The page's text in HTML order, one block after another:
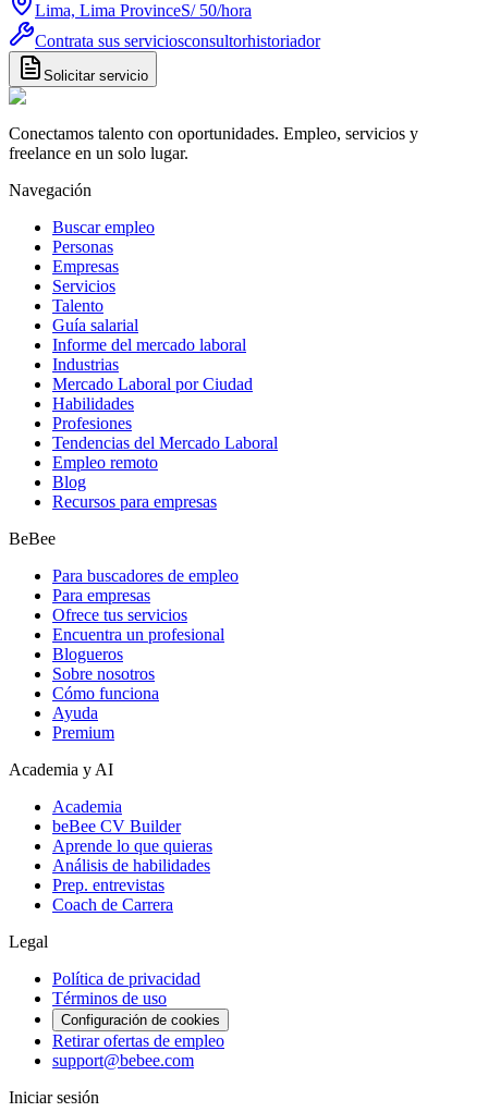
Lima, Lima ProvinceS/ 50/hora
Contrata sus serviciosconsultorhistoriador
Solicitar servicio
Conectamos talento con oportunidades. Empleo, servicios y
freelance en un solo lugar.
Navegación
Buscar empleo
Personas
Empresas
Servicios
Talento
Guía salarial
Informe del mercado laboral
Industrias
Mercado Laboral por Ciudad
Habilidades
Profesiones
Tendencias del Mercado Laboral
Empleo remoto
Blog
Recursos para empresas
BeBee
Para buscadores de empleo
Para empresas
Ofrece tus servicios
Encuentra un profesional
Blogueros
Sobre nosotros
Cómo funciona
Ayuda
Premium
Academia y AI
Academia
beBee CV Builder
Aprende lo que quieras
Análisis de habilidades
Prep. entrevistas
Coach de Carrera
Legal
Política de privacidad
Términos de uso
Configuración de cookies
Retirar ofertas de empleo
support@bebee.com
Iniciar sesión